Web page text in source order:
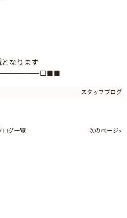
なります
スタッフブログ
ログ一覧 次のページ>